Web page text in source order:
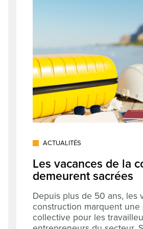
ACTUALITÉS
Les vacances de la
demeurent sacrées
Depuis plus de 50 ans, les
construction marquent une
collective pour les